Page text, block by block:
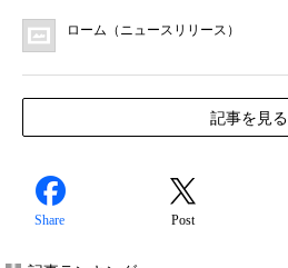
ローム（ニュースリリース）
記事を見る
Share Post